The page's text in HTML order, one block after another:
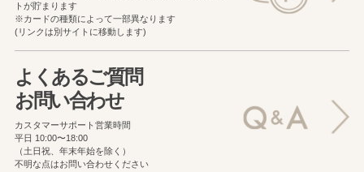
トが貯まります
※カードの種類によって一部異なります
(リンクは別サイトに移動します)
よくあるご質問
お問い合わせ
カスタマーサポート営業時間
平日 10:00〜18:00
（土日祝、年末年始を除く）
不明な点はお問い合わせください